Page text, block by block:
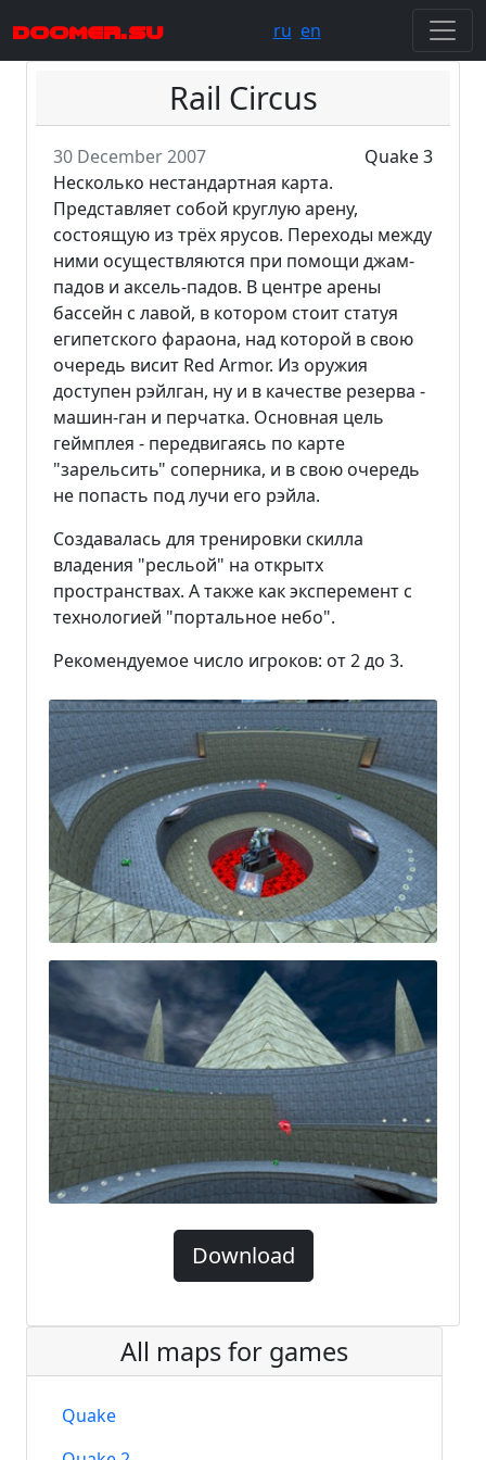
doomer.su ru en
Rail Circus
30 December 2007
Quake 3
Несколько нестандартная карта.
Представляет собой круглую арену,
состоящую из трёх ярусов. Переходы между
ними осуществляются при помощи джам-
падов и аксель-падов. В центре арены
бассейн с лавой, в котором стоит статуя
египетского фараона, над которой в свою
очередь висит Red Armor. Из оружия
доступен рэйлган, ну и в качестве резерва -
машин-ган и перчатка. Основная цель
геймплея - передвигаясь по карте
"зарельсить" соперника, и в свою очередь
не попасть под лучи его рэйла.
Создавалась для тренировки скилла
владения "ресльой" на открытх
пространствах. А также как эксперемент с
технологией "портальное небо".
Рекомендуемое число игроков: от 2 до 3.
Download
All maps for games
Quake